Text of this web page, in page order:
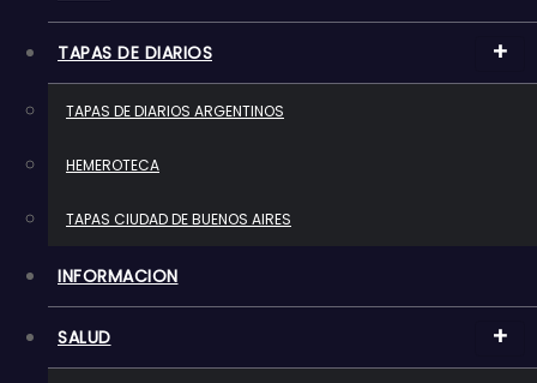
TAPAS DE DIARIOS
TAPAS DE DIARIOS ARGENTINOS
HEMEROTECA
TAPAS CIUDAD DE BUENOS AIRES
INFORMACION
SALUD